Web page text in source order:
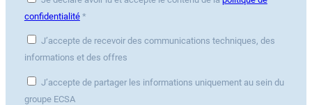
confidentialité*
J’accepte de recevoir des communications techniques, des
informations et des offres
J’accepte de partager les informations uniquement au sein du
groupe ECSA